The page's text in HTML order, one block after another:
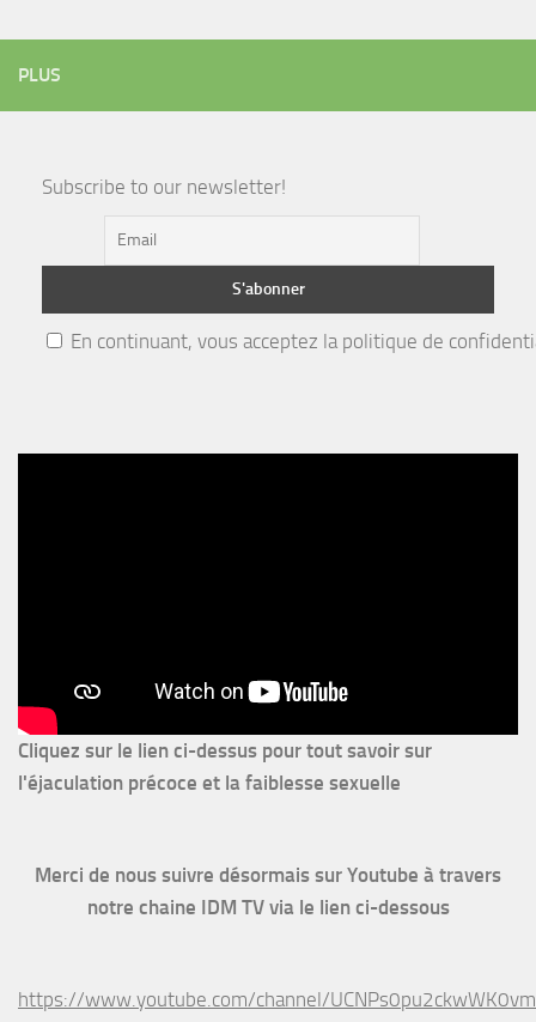
PLUS
Subscribe to our newsletter!
En continuant, vous acceptez la politique de
Cliquez sur le lien ci-dessus pour tout savoir sur
l'éjaculation précoce et la faiblesse sexuelle
Merci de nous suivre désormais sur Youtube à travers
notre chaine IDM TV via le lien ci-dessous
https://www.youtube.com/channel/